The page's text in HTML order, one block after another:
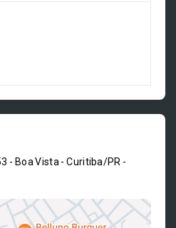
- Boa Vista - Curitiba/PR -